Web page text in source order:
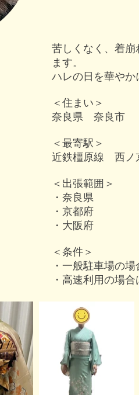
苦しくなく、着崩
ます。
ハレの日を華やか
＜住まい＞
奈良県 奈良市
＜最寄駅＞
近鉄橿原線 西ノ
＜出張範囲＞
・奈良県
・京都府
・大阪府
＜条件＞
・一般駐車場の
・高速利用の場